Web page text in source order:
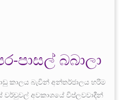
පාසල් බබාලා
කාලය බැවින් අන්තර්ජාලය හරිම
අවකාශයේ විප්ලවවාදීන්